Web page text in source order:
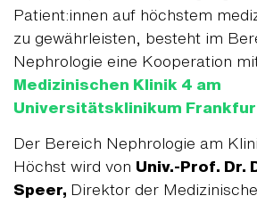
Patient:innen auf höchstem
zu gewährleisten, besteht im
Nephrologie eine Kooperation
Medizinischen Klinik 4 am
Universitätsklinikum
Der Bereich Nephrologie am
Höchst wird von Univ.-Prof. Dr.
Speer, Direktor der